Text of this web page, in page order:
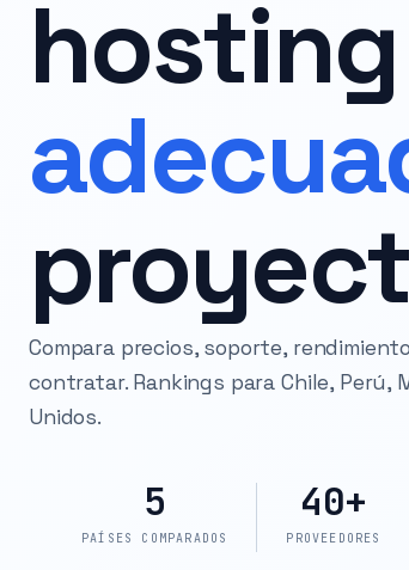
hosting
Compara precios, soporte,
contratar. Rankings para Chile, Perú,
Unidos.
5
PAÍSES COMPARADOS
40+
PROVEEDORES